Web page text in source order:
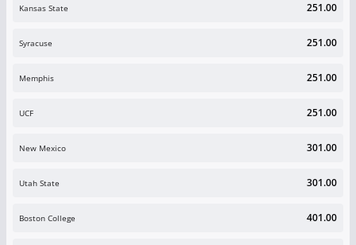
Kansas State 251.00
Syracuse 251.00
Memphis 251.00
UCF 251.00
New Mexico 301.00
Utah State 301.00
Boston College 401.00